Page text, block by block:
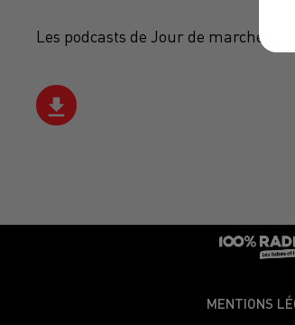
Les podcasts de Jour de marché
MENTIONS